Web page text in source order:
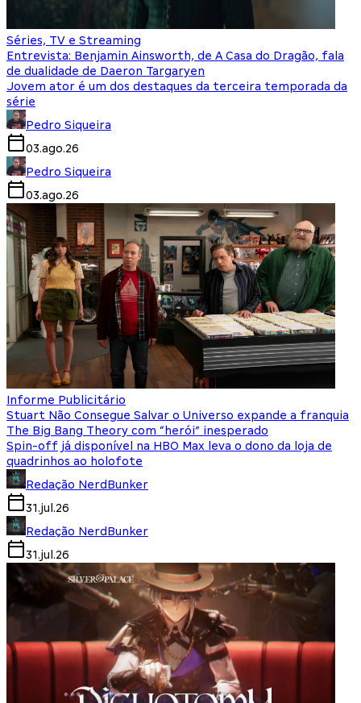
Séries, TV e Streaming
Entrevista: Benjamin Ainsworth, de A Casa do Dragão, fala
de dualidade de Daeron Targaryen
Jovem ator é um dos destaques da terceira temporada da
série
Pedro Siqueira
03.ago.26
Pedro Siqueira
03.ago.26
Informe Publicitário
Stuart Não Consegue Salvar o Universo expande a franquia
The Big Bang Theory com “herói” inesperado
Spin-off já disponível na HBO Max leva o dono da loja de
quadrinhos ao holofote
Redação NerdBunker
31.jul.26
Redação NerdBunker
31.jul.26